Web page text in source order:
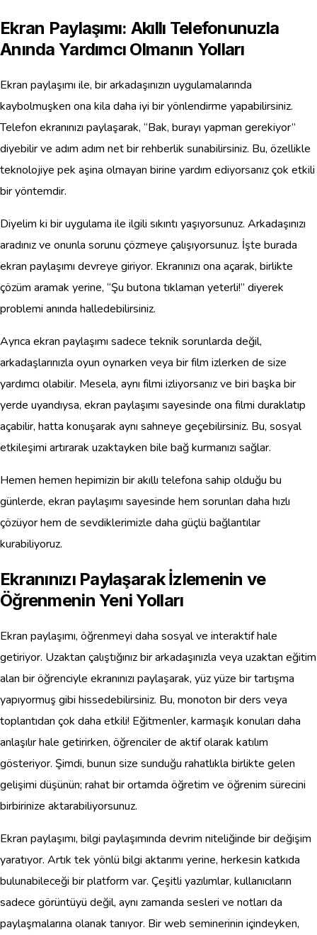
Ekran Paylaşımı: Akıllı Telefonunuzla
Anında Yardımcı Olmanın Yolları
Ekran paylaşımı ile, bir arkadaşınızın uygulamalarında
kaybolmuşken ona kila daha iyi bir yönlendirme yapabilirsiniz.
Telefon ekranınızı paylaşarak, “Bak, burayı yapman gerekiyor”
diyebilir ve adım adım net bir rehberlik sunabilirsiniz. Bu, özellikle
teknolojiye pek aşina olmayan birine yardım ediyorsanız çok etkili
bir yöntemdir.
Diyelim ki bir uygulama ile ilgili sıkıntı yaşıyorsunuz. Arkadaşınızı
aradınız ve onunla sorunu çözmeye çalışıyorsunuz. İşte burada
ekran paylaşımı devreye giriyor. Ekranınızı ona açarak, birlikte
çözüm aramak yerine, “Şu butona tıklaman yeterli!” diyerek
problemi anında halledebilirsiniz.
Ayrıca ekran paylaşımı sadece teknik sorunlarda değil,
arkadaşlarınızla oyun oynarken veya bir film izlerken de size
yardımcı olabilir. Mesela, aynı filmi izliyorsanız ve biri başka bir
yerde uyandıysa, ekran paylaşımı sayesinde ona filmi duraklatıp
açabilir, hatta konuşarak aynı sahneye geçebilirsiniz. Bu, sosyal
etkileşimi artırarak uzaktayken bile bağ kurmanızı sağlar.
Hemen hemen hepimizin bir akıllı telefona sahip olduğu bu
günlerde, ekran paylaşımı sayesinde hem sorunları daha hızlı
çözüyor hem de sevdiklerimizle daha güçlü bağlantılar
kurabiliyoruz.
Ekranınızı Paylaşarak İzlemenin ve
Öğrenmenin Yeni Yolları
Ekran paylaşımı, öğrenmeyi daha sosyal ve interaktif hale
getiriyor. Uzaktan çalıştığınız bir arkadaşınızla veya uzaktan eğitim
alan bir öğrenciyle ekranınızı paylaşarak, yüz yüze bir tartışma
yapıyormuş gibi hissedebilirsiniz. Bu, monoton bir ders veya
toplantıdan çok daha etkili! Eğitmenler, karmaşık konuları daha
anlaşılır hale getirirken, öğrenciler de aktif olarak katılım
gösteriyor. Şimdi, bunun size sunduğu rahatlıkla birlikte gelen
gelişimi düşünün; rahat bir ortamda öğretim ve öğrenim sürecini
birbirinize aktarabiliyorsunuz.
Ekran paylaşımı, bilgi paylaşımında devrim niteliğinde bir değişim
yaratıyor. Artık tek yönlü bilgi aktarımı yerine, herkesin katkıda
bulunabileceği bir platform var. Çeşitli yazılımlar, kullanıcıların
sadece görüntüyü değil, aynı zamanda sesleri ve notları da
paylaşmalarına olanak tanıyor. Bir web seminerinin içindeyken,